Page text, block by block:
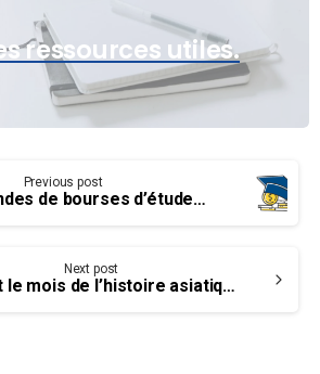
ressources utiles.
Previous post
Les demandes de bourses d’études postsecondaires sont maintenant ouvertes!
Next post
Mai est le mois de l’histoire asiatique, une occasion de reconnaître les injustices du passé et de faire preuve de solidarité